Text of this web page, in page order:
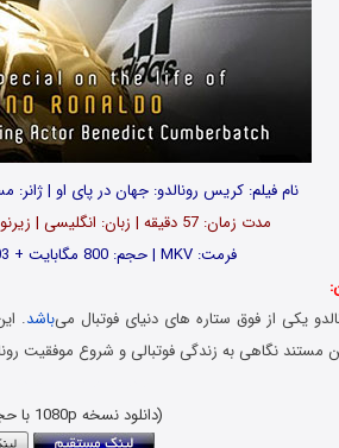
نام فیلم: کریس رونالدو: جهان در پای او | ژانر:
مدت زمان: 57 دقیقه | زبان: انگلیسی | زیرنویس فارسی: ندارد | کیفیت: بلوری
فرمت: MKV | حجم: 800 مگابایت + 503 مگابایت | امتیاز 6.5 از 10
یکی از فوق ستاره های دنیای فوتبال می‌باشد.
مستند نگاهی به زندگی فوتبالی و شروع موفقیت
(دانلود نسخه 1080p با حجم 800 مگابایت)